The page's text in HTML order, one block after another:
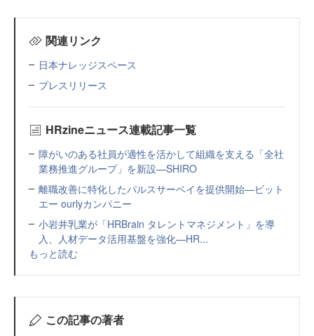
関連リンク
日本ナレッジスペース
プレスリリース
HRzineニュース連載記事一覧
障がいのある社員が適性を活かして組織を支える「全社
業務推進グループ」を新設—SHIRO
離職改善に特化したパルスサーベイを提供開始—ビット
エー ourlyカンパニー
小岩井乳業が「HRBrain タレントマネジメント」を導
入、人材データ活用基盤を強化—HR...
もっと読む
この記事の著者